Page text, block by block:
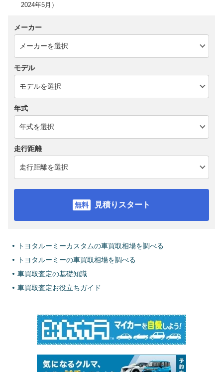
2024年5月）
メーカー
モデル
年式
走行距離
見積りスタート
トヨタルーミーカスタムの車買取相場を調べる
トヨタルーミーの車買取相場を調べる
車買取査定の基礎知識
車買取査定お役立ちガイド